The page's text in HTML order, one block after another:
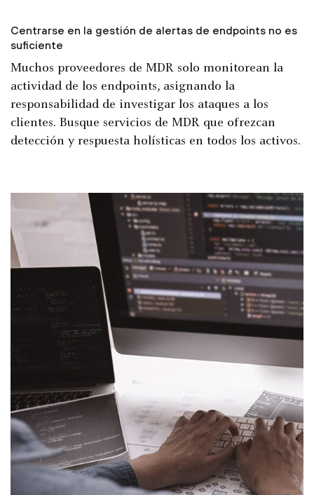
Centrarse en la gestión de alertas de endpoints no es
suficiente
Muchos proveedores de MDR solo monitorean la
actividad de los endpoints, asignando la
responsabilidad de investigar los ataques a los
clientes. Busque servicios de MDR que ofrezcan
detección y respuesta holísticas en todos los activos.